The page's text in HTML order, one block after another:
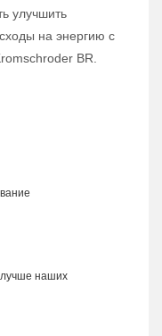
улучшить
на энергию с
BR.
лучше наших